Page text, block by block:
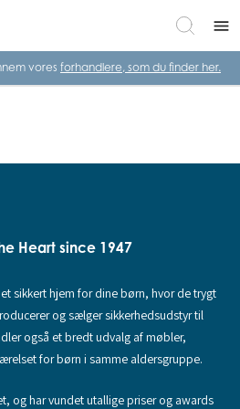
menu
vores forhandlere, som du finder her.
Heart since 1947
sikkert hjem for dine børn, hvor de trygt
og sælger sikkerhedsudstyr til
også et bredt udvalg af møbler,
for børn i samme aldersgruppe.
og har vundet utallige priser og awards